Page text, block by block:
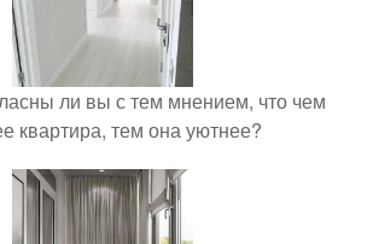
ли вы с тем мнением, что чем
квартира, тем она уютнее?